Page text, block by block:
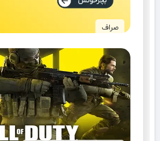
صراف